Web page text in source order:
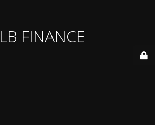
LB FINANCE